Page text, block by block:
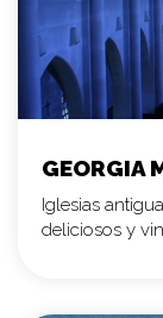
GEORGIA
Iglesias
deliciosos y